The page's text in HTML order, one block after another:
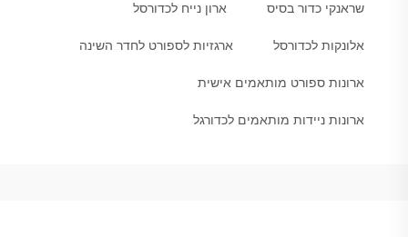
שראנקי כדור בסיס ארון נייח לכדורסל
אלונקות לכדורסל ארגזיות לספורט לחדר השינה
ארונות ספורט מותאמים אישית
ארונות ניידות מותאמים לכדורגל